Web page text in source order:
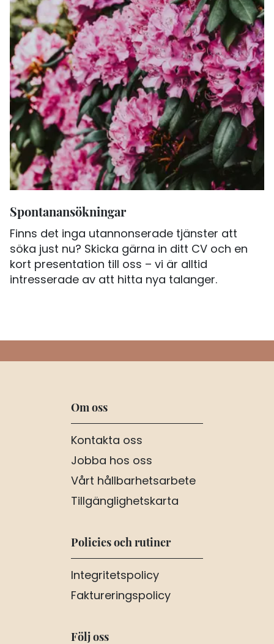
Spontanansökningar
Finns det inga utannonserade tjänster att
söka just nu? Skicka gärna in ditt CV och en
kort presentation till oss – vi är alltid
intresserade av att hitta nya talanger.
Om oss
Kontakta oss
Jobba hos oss
Vårt hållbarhetsarbete
Tillgänglighetskarta
Policies och rutiner
Integritetspolicy
Faktureringspolicy
Följ oss